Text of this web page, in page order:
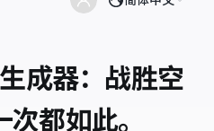
成器：战胜空
都如此。